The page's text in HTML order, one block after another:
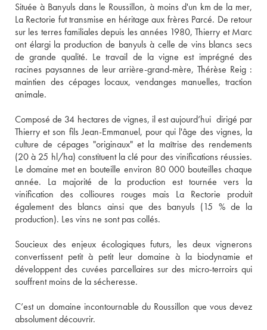
Située à Banyuls dans le Roussillon, à moins d'un km de la mer,
La Rectorie fut transmise en héritage aux frères Parcé. De retour
sur les terres familiales depuis les années 1980, Thierry et Marc
ont élargi la production de banyuls à celle de vins blancs secs
de grande qualité. Le travail de la vigne est imprégné des
racines paysannes de leur arrière-grand-mère, Thérèse Reig :
maintien des cépages locaux, vendanges manuelles, traction
animale.
Composé de 34 hectares de vignes, il est aujourd’hui  dirigé par
Thierry et son fils Jean-Emmanuel, pour qui l'âge des vignes, la
culture de cépages "originaux" et la maîtrise des rendements
(20 à 25 hl/ha) constituent la clé pour des vinifications réussies.
Le domaine met en bouteille environ 80 000 bouteilles chaque
année. La majorité de la production est tournée vers la
vinification des collioures rouges mais La Rectorie produit
également des blancs ainsi que des banyuls (15 % de la
production). Les vins ne sont pas collés.
Soucieux des enjeux écologiques futurs, les deux vignerons
convertissent petit à petit leur domaine à la biodynamie et
développent des cuvées parcellaires sur des micro-terroirs qui
souffrent moins de la sécheresse.
C’est un domaine incontournable du Roussillon que vous devez
absolument découvrir.